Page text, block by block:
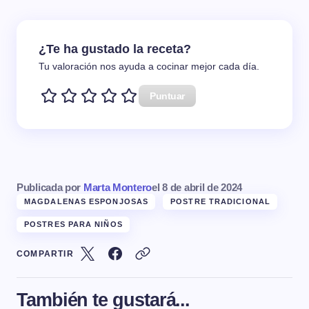
¿Te ha gustado la receta?
Tu valoración nos ayuda a cocinar mejor cada día.
Puntuar
Publicada por Marta Monteroel 8 de abril de 2024
MAGDALENAS ESPONJOSAS POSTRE TRADICIONAL
POSTRES PARA NIÑOS
COMPARTIR
También te gustará...